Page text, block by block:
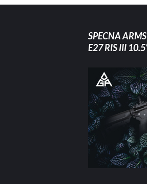
SPECNA
E27 RIS III